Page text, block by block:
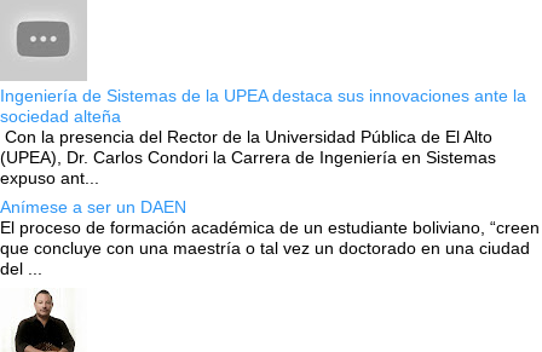
Ingeniería de Sistemas de la UPEA destaca sus innovaciones ante la
sociedad alteña
Con la presencia del Rector de la Universidad Pública de El Alto
(UPEA), Dr. Carlos Condori la Carrera de Ingeniería en Sistemas
expuso ant...
Anímese a ser un DAEN
El proceso de formación académica de un estudiante boliviano, “creen
que concluye con una maestría o tal vez un doctorado en una ciudad
del ...